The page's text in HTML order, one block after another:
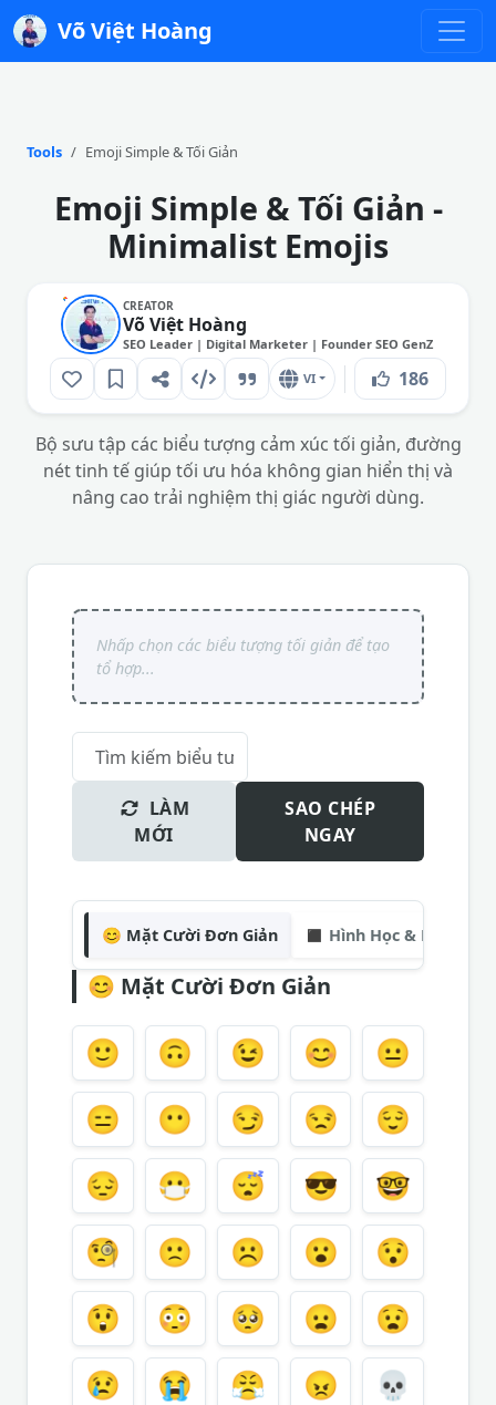
Võ Việt Hoàng
Tools Emoji Simple & Tối Giản
Emoji Simple & Tối Giản -
Minimalist Emojis
CREATOR
Võ Việt Hoàng
SEO Leader | Digital Marketer | Founder SEO GenZ
VI 186
Bộ sưu tập các biểu tượng cảm xúc tối giản, đường
nét tinh tế giúp tối ưu hóa không gian hiển thị và
nâng cao trải nghiệm thị giác người dùng.
LÀM
MỚI
SAO CHÉP
NGAY
😊 Mặt Cười Đơn Giản ◼️ Hình Học & Khối
😊 Mặt Cười Đơn Giản
🙂 🙃 😉 😊
😐
😑
😶 😏 😒
😌
😔
😷 😴 😎
🤓
🧐
🙁 ☹️ 😮
😯
😲
😳 🥺 😦
😧
😢
😭 😤 😠 💀